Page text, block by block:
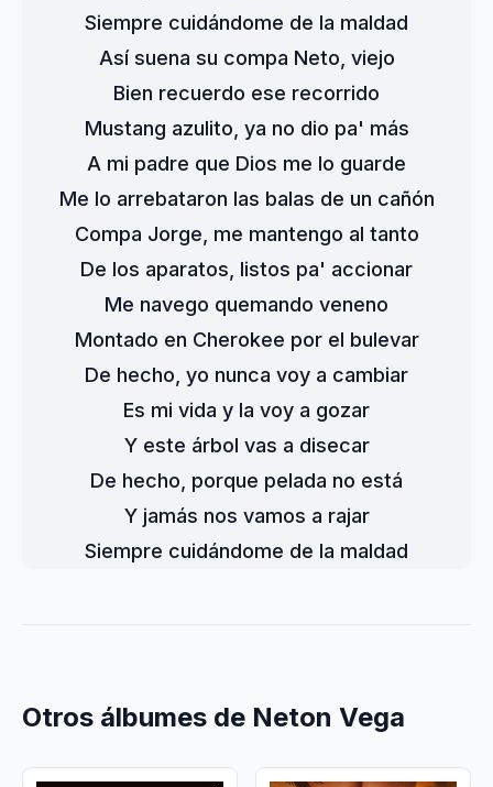
Siempre cuidándome de la maldad
Así suena su compa Neto, viejo
Bien recuerdo ese recorrido
Mustang azulito, ya no dio pa' más
A mi padre que Dios me lo guarde
Me lo arrebataron las balas de un cañón
Compa Jorge, me mantengo al tanto
De los aparatos, listos pa' accionar
Me navego quemando veneno
Montado en Cherokee por el bulevar
De hecho, yo nunca voy a cambiar
Es mi vida y la voy a gozar
Y este árbol vas a disecar
De hecho, porque pelada no está
Y jamás nos vamos a rajar
Siempre cuidándome de la maldad
Otros álbumes de Neton Vega